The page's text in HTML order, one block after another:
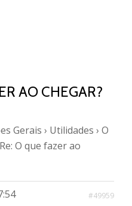
AO CHEGAR?
Gerais › Utilidades › O
O que fazer ao
#49959